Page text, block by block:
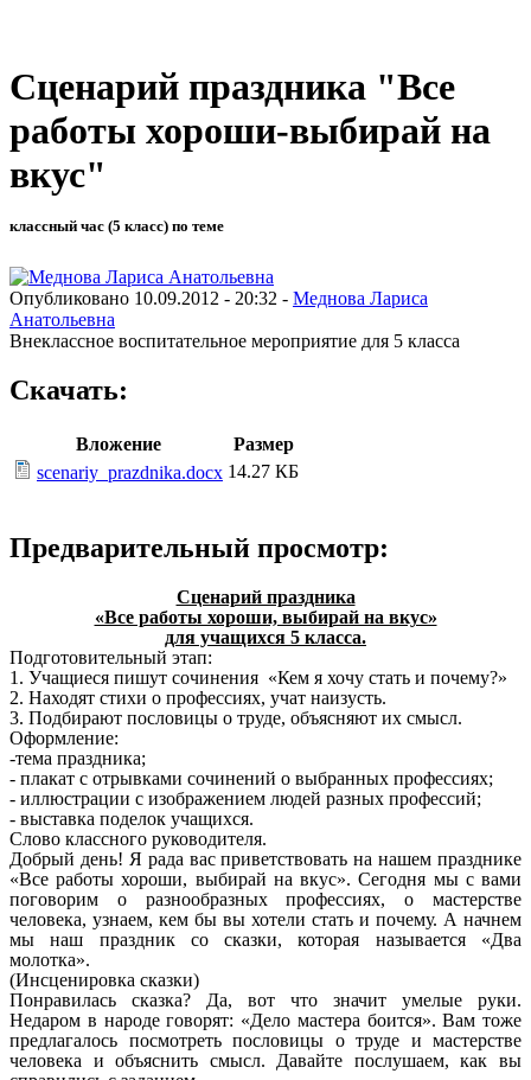
Сценарий праздника "Все
работы хороши-выбирай на
вкус"
классный час (5 класс) по теме
Опубликовано 10.09.2012 - 20:32 - Меднова Лариса
Анатольевна
Внеклассное воспитательное мероприятие для 5 класса
Скачать:
Вложение
Размер
scenariy_prazdnika.docx 14.27 КБ
Предварительный просмотр:
Сценарий праздника
«Все работы хороши, выбирай на вкус»
для учащихся 5 класса.
Подготовительный этап:
1. Учащиеся пишут сочинения «Кем я хочу стать и почему?»
2. Находят стихи о профессиях, учат наизусть.
3. Подбирают пословицы о труде, объясняют их смысл.
Оформление:
-тема праздника;
- плакат с отрывками сочинений о выбранных профессиях;
- иллюстрации с изображением людей разных профессий;
- выставка поделок учащихся.
Слово классного руководителя.
Добрый день! Я рада вас приветствовать на нашем празднике
«Все работы хороши, выбирай на вкус». Сегодня мы с вами
поговорим о разнообразных профессиях, о мастерстве
человека, узнаем, кем бы вы хотели стать и почему. А начнем
мы наш праздник со сказки, которая называется «Два
молотка».
(Инсценировка сказки)
Понравилась сказка? Да, вот что значит умелые руки.
Недаром в народе говорят: «Дело мастера боится». Вам тоже
предлагалось посмотреть пословицы о труде и мастерстве
человека и объяснить смысл. Давайте послушаем, как вы